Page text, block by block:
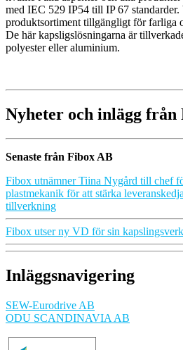
med IEC 529 IP54 till IP 67
produktsortiment tillgängligt för farliga
De här kapsligslösningarna är
polyester eller aluminium.
Nyheter och inlägg från
Senaste från Fibox AB
Fibox utnämner Tiina Nygård till chef
plastmekanik för att stärka
tillverkning
Fibox utser ny VD för sin
Inläggsnavigering
SEW-Eurodrive AB
ODU SCANDINAVIA AB